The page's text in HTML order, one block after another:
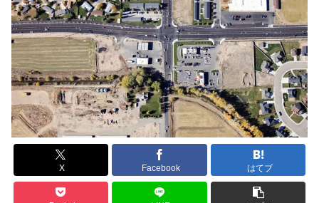
X Facebook はてブ